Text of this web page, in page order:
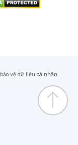
vệ dữ liệu cá nhân